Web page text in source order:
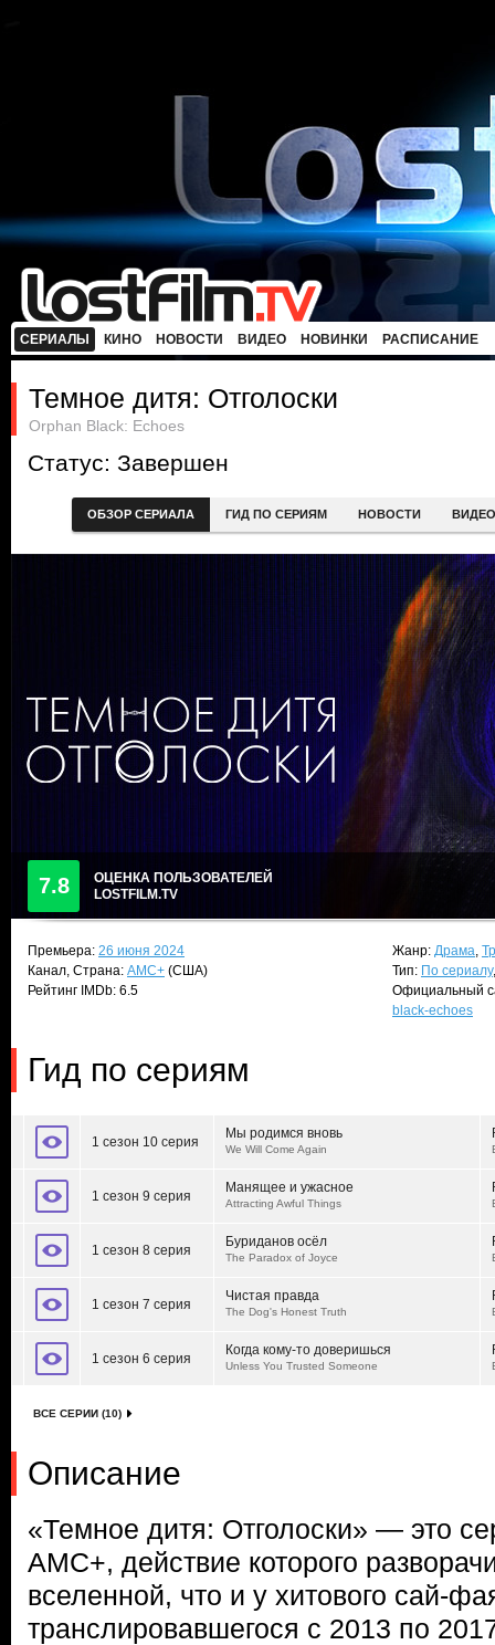
СЕРИАЛЫ КИНО НОВОСТИ ВИДЕО НОВИНКИ РАСПИСАНИЕ
Темное дитя: Отголоски
Orphan Black: Echoes
Статус: Завершен
ОБЗОР СЕРИАЛА ГИД ПО СЕРИЯМ НОВОСТИ ВИДЕО
7.8
ОЦЕНКА ПОЛЬЗОВАТЕЛЕЙ
LOSTFILM.TV
Премьера: 26 июня 2024
Канал, Страна: AMC+ (США)
Рейтинг IMDb: 6.5
Жанр: Драма,
Тип: По сериалу
Официальный
black-echoes
Гид по сериям
1 сезон 10 серия
Мы родимся вновь
We Will Come Again
1 сезон 9 серия
Манящее и ужасное
Attracting Awful Things
1 сезон 8 серия
Буриданов осёл
The Paradox of Joyce
1 сезон 7 серия
Чистая правда
The Dog's Honest Truth
1 сезон 6 серия
Когда кому-то доверишься
Unless You Trusted Someone
ВСЕ СЕРИИ (10)
Описание
«Темное дитя: Отголоски» — это
AMC+, действие которого
вселенной, что и у хитового сай-
транслировавшегося с 2013 по